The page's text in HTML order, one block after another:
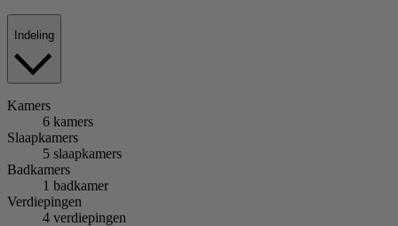
Indeling
Kamers
6 kamers
Slaapkamers
5 slaapkamers
Badkamers
1 badkamer
Verdiepingen
4 verdiepingen